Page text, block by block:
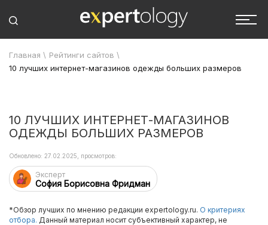
Главная \ Рейтинги сайтов \
10 лучших интернет-магазинов одежды больших размеров
10 ЛУЧШИХ ИНТЕРНЕТ-МАГАЗИНОВ
ОДЕЖДЫ БОЛЬШИХ РАЗМЕРОВ
Эксперт
София Борисовна Фридман
Обновлено: 27.02.2025, просмотров:
*Обзор лучших по мнению редакции expertology.ru. О критериях
отбора. Данный материал носит субъективный характер, не